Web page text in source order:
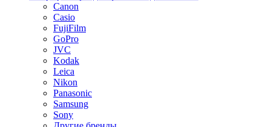
Canon
Casio
FujiFilm
GoPro
JVC
Kodak
Leica
Nikon
Panasonic
Samsung
Sony